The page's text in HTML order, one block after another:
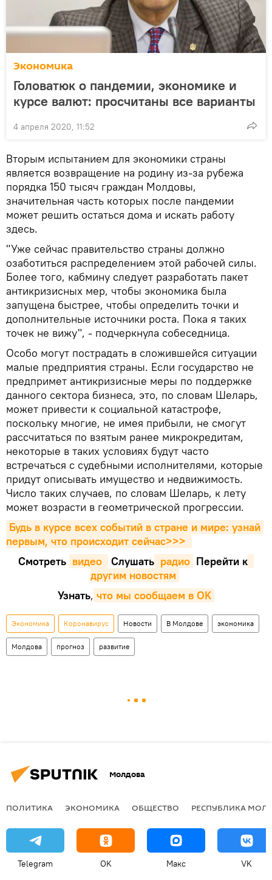
Экономика
Головатюк о пандемии, экономике и
курсе валют: просчитаны все варианты
4 апреля 2020, 11:52
Вторым испытанием для экономики страны
является возвращение на родину из-за рубежа
порядка 150 тысяч граждан Молдовы,
значительная часть которых после пандемии
может решить остаться дома и искать работу
здесь.
"Уже сейчас правительство страны должно
озаботиться распределением этой рабочей силы.
Более того, кабмину следует разработать пакет
антикризисных мер, чтобы экономика была
запущена быстрее, чтобы определить точки и
дополнительные источники роста. Пока я таких
точек не вижу", - подчеркнула собеседница.
Особо могут пострадать в сложившейся ситуации
малые предприятия страны. Если государство не
предпримет антикризисные меры по поддержке
данного сектора бизнеса, это, по словам Шеларь,
может привести к социальной катастрофе,
поскольку многие, не имея прибыли, не смогут
рассчитаться по взятым ранее микрокредитам,
некоторые в таких условиях будут часто
встречаться с судебными исполнителями, которые
придут описывать имущество и недвижимость.
Число таких случаев, по словам Шеларь, к лету
может возрасти в геометрической прогрессии.
Будь в курсе всех событий в стране и мире: узнай
первым, что происходит сейчаc>>>
Смотреть видео Cлушать радио Перейти к
другим новостям
Узнать, что мы сообщаем в OK
Экономика Коронавирус Новости В Молдове экономика
Молдова прогноз развитие
Молдова
ПОЛИТИКА ЭКОНОМИКА ОБЩЕСТВО РЕСПУБЛИКА
Telegram OK Макс VK